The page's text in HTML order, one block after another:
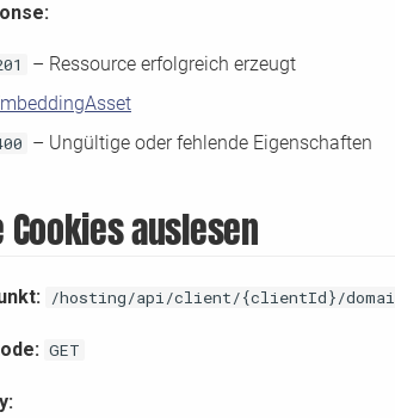
– Ressource erfolgreich erzeugt
– Ungültige oder fehlende Eigenschaften
Cookies auslesen
/hosting/api/client/{clientId}/
GET